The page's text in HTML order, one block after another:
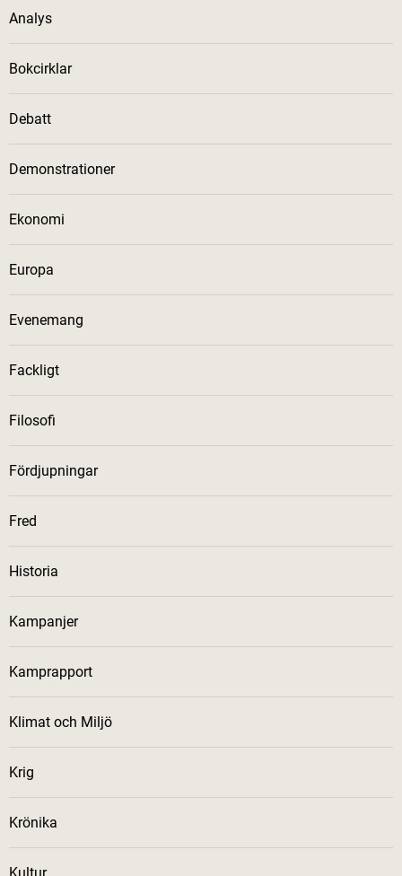
Analys
Bokcirklar
Debatt
Demonstrationer
Ekonomi
Europa
Evenemang
Fackligt
Filosofi
Fördjupningar
Fred
Historia
Kampanjer
Kamprapport
Klimat och Miljö
Krig
Krönika